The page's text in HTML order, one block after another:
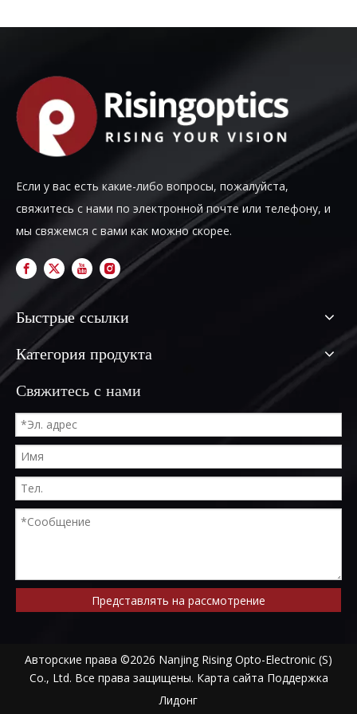
Если у вас есть какие-либо вопросы, пожалуйста,
свяжитесь с нами по электронной почте или телефону, и
мы свяжемся с вами как можно скорее.
Быстрые ссылки
Категория продукта
Свяжитесь с нами
Представлять на рассмотрение
Авторские права ©2026 Nanjing Rising Opto-Electronic (S)
Co., Ltd. Все права защищены. Карта сайта Поддержка
Лидонг